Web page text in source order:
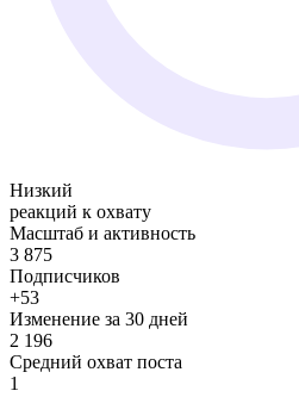
Низкий
реакций к охвату
Масштаб и активность
3 875
Подписчиков
+53
Изменение за 30 дней
2 196
Средний охват поста
1